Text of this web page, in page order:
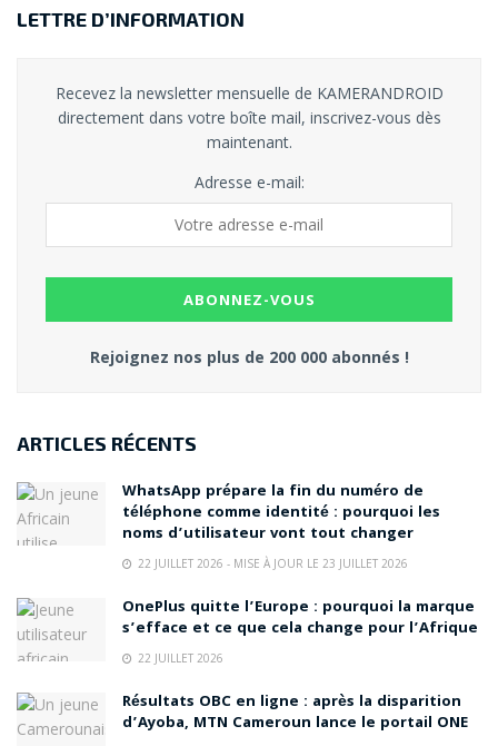
TECNO, ITEL & INFINIX : Transsion Holdings
Samsung et Xiaomi loin derrière
Tecno, Itel & Infinix : quel est le meilleur
rapport qualité-prix ?
Oraimo Boom Bass Go — Faut-il craquer pour
cette enceinte Bluetooth à petit prix ?
Visha
Visha Infinix itel Android
LETTRE D’INFORMATION
Recevez la newsletter mensuelle de KAMERANDROID
directement dans votre boîte mail, inscrivez-vous dès
maintenant.
Adresse e-mail:
Rejoignez nos plus de 200 000 abonnés !
ARTICLES RÉCENTS
WhatsApp prépare la fin du numéro de
téléphone comme identité : pourquoi les
noms d’utilisateur vont tout changer
22 JUILLET 2026 - MISE À JOUR LE 23 JUILLET 2026
OnePlus quitte l’Europe : pourquoi la marque
s’efface et ce que cela change pour l’Afrique
22 JUILLET 2026
Résultats OBC en ligne : après la disparition
d’Ayoba, MTN Cameroun lance le portail ONE